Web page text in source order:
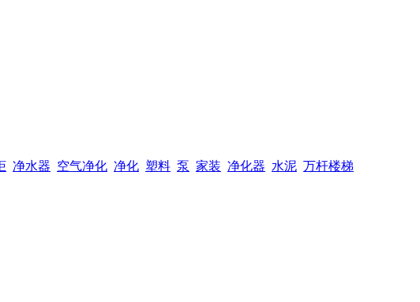
净水器 空气净化 净化 塑料 泵 家装 净化器 水泥 万杆楼梯